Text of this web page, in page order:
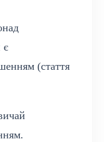
є
(стаття